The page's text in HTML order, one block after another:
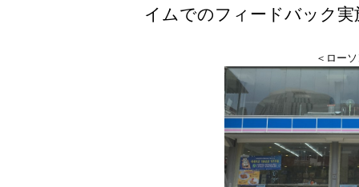
イムでのフィードバック
＜ロー